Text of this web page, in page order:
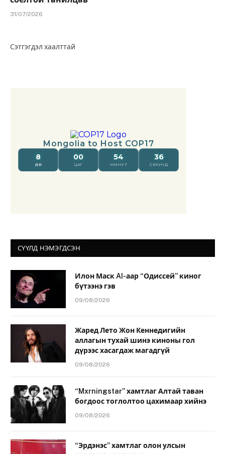
31/07/2026
Сэтгэгдэл хаалттай
СҮҮЛД НЭМЭГДСЭН
Илон Маск AI-аар “Одиссей” киног
бүтээнэ гэв
09/08/2026
Жаред Лето Жон Кеннедигийн
аллагын тухай шинэ киноны гол
дүрээс хасагдаж магадгүй
09/08/2026
“Mxrningstar” хамтлаг Алтай таван
богдоос тоглолтоо цахимаар хийнэ
09/08/2026
“Эрдэнэс” хамтлаг олон улсын